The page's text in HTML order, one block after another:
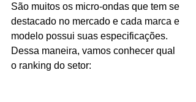
São muitos os micro-ondas que tem se
destacado no mercado e cada marca e
modelo possui suas especificações.
Dessa maneira, vamos conhecer qual
o ranking do setor: